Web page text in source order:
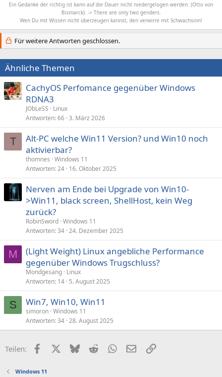
Ein Gedanke der richtig ist kann auf die Dauer nicht niedergelogen werden. (Otto von
Bismarck). -> There are only two genders.
Wen Du mit Wissen nicht überzeugen kannst, den verwirre mit Schwachsinn!
Für weitere Antworten geschlossen.
Ähnliche Themen
CachyOS Perfomance gegenüber Windows
RDNA3
JObLeSS
Linux
Antworten 66 3. März 2026
T
Alt-PC welche Win11 Version? und Win10 noch
aktivierbar?
thomnes Windows 11
Antworten 24 16. Oktober 2025
Nerven am Ende bei Upgrade von Win10-
>Win11, black screen, ShellHost, kein Weg
zurück?
RobinSword Windows 11
Antworten 34 24. Dezember 2025
M
(Light Weight) Linux angebliche Performance
gegenüber Windows Trugschluss?
Mondgesang Linux
Antworten 14 5. August 2025
S Win7, Win10, Win11
simoron Windows 11
Antworten 34 28. August 2025
Teilen: FacebookX (Twitter)
BlueskyRedditWhatsApp
E-MailLink
Windows 11